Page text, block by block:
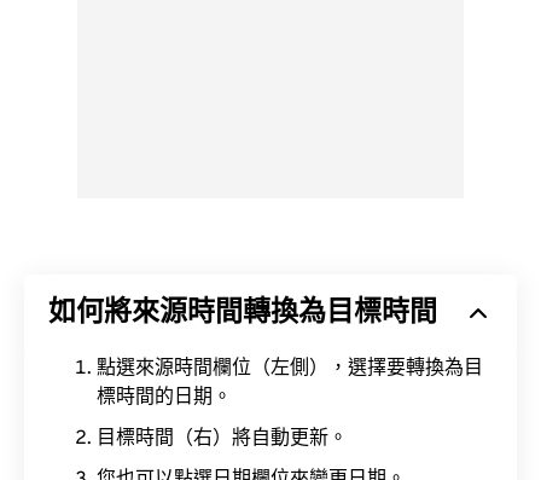
如何將來源時間轉換為目標時間
點選來源時間欄位（左側），選擇要轉換為目
標時間的日期。
目標時間（右）將自動更新。